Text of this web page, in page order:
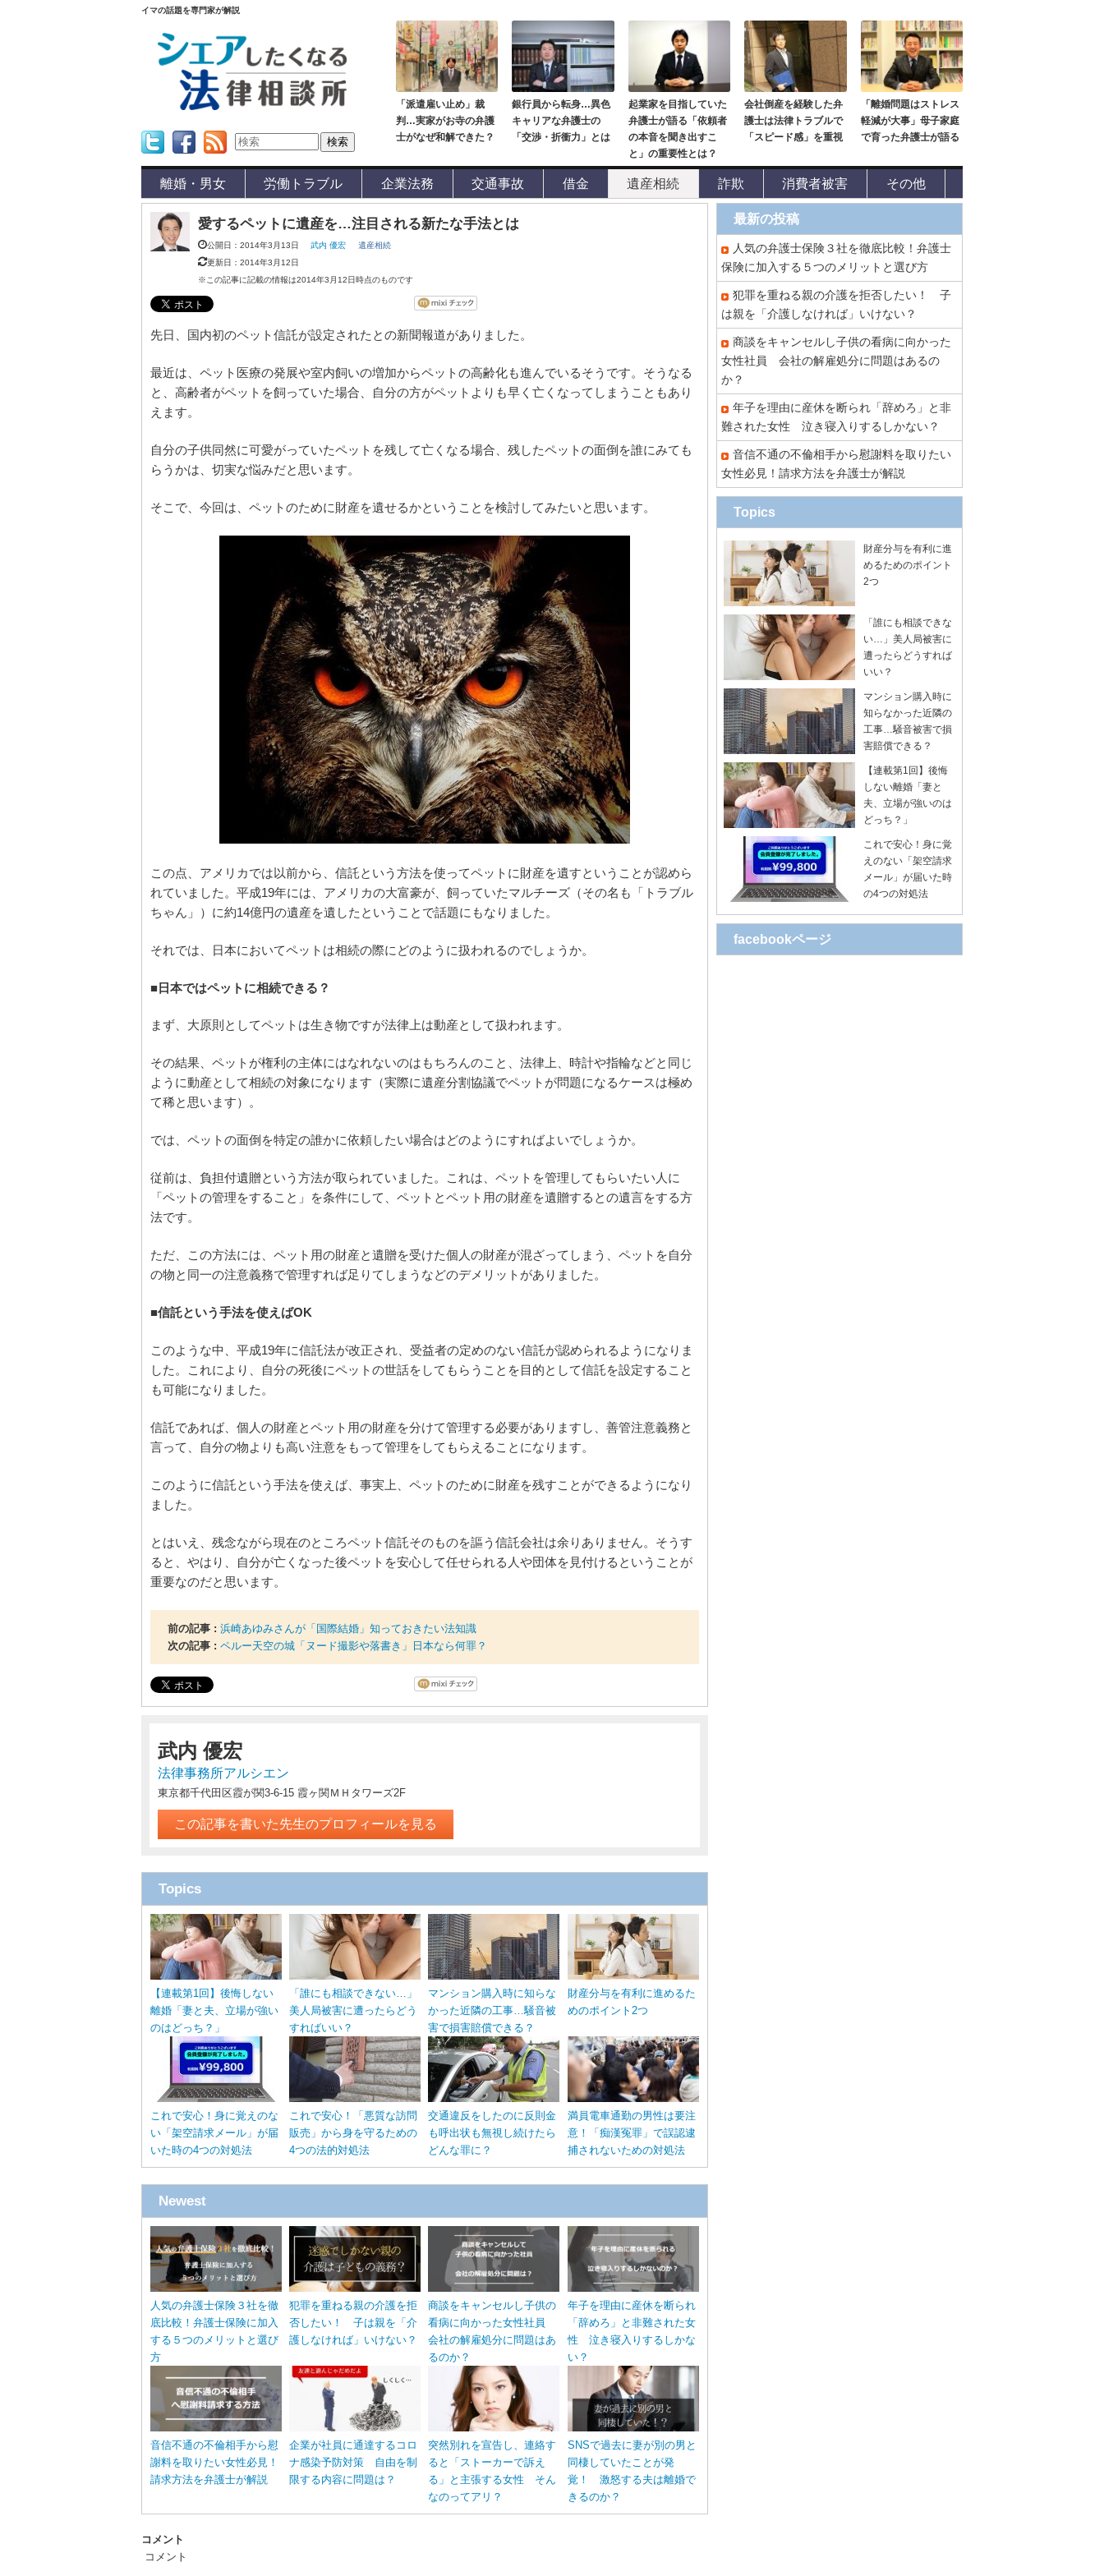
イマの話題を専門家が解説
「派遣雇い止め」裁
判…実家がお寺の弁護
士がなぜ和解できた？
銀行員から転身…異色
キャリアな弁護士の
「交渉・折衝力」とは
起業家を目指していた
弁護士が語る「依頼者
の本音を聞き出すこ
と」の重要性とは？
会社倒産を経験した弁
護士は法律トラブルで
「スピード感」を重視
「離婚問題はストレス
軽減が大事」母子家庭
で育った弁護士が語る
離婚・男女 労働トラブル 企業法務 交通事故 借金 遺産相続 詐欺 消費者被害 その他
愛するペットに遺産を…注目される新たな手法とは
公開日：2014年3月13日 武内 優宏
遺産相続
更新日：2014年3月12日
※この記事に記載の情報は2014年3月12日時点のものです
先日、国内初のペット信託が設定されたとの新聞報道がありました。
最近は、ペット医療の発展や室内飼いの増加からペットの高齢化も進んでいるそうです。そうなる
と、高齢者がペットを飼っていた場合、自分の方がペットよりも早く亡くなってしまうこともあり
えます。
自分の子供同然に可愛がっていたペットを残して亡くなる場合、残したペットの面倒を誰にみても
らうかは、切実な悩みだと思います。
そこで、今回は、ペットのために財産を遺せるかということを検討してみたいと思います。
この点、アメリカでは以前から、信託という方法を使ってペットに財産を遺すということが認めら
れていました。平成19年には、アメリカの大富豪が、飼っていたマルチーズ（その名も「トラブル
ちゃん」）に約14億円の遺産を遺したということで話題にもなりました。
それでは、日本においてペットは相続の際にどのように扱われるのでしょうか。
■日本ではペットに相続できる？
まず、大原則としてペットは生き物ですが法律上は動産として扱われます。
その結果、ペットが権利の主体にはなれないのはもちろんのこと、法律上、時計や指輪などと同じ
ように動産として相続の対象になります（実際に遺産分割協議でペットが問題になるケースは極め
て稀と思います）。
では、ペットの面倒を特定の誰かに依頼したい場合はどのようにすればよいでしょうか。
従前は、負担付遺贈という方法が取られていました。これは、ペットを管理してもらいたい人に
「ペットの管理をすること」を条件にして、ペットとペット用の財産を遺贈するとの遺言をする方
法です。
ただ、この方法には、ペット用の財産と遺贈を受けた個人の財産が混ざってしまう、ペットを自分
の物と同一の注意義務で管理すれば足りてしまうなどのデメリットがありました。
■信託という手法を使えばOK
このような中、平成19年に信託法が改正され、受益者の定めのない信託が認められるようになりま
した。これにより、自分の死後にペットの世話をしてもらうことを目的として信託を設定すること
も可能になりました。
信託であれば、個人の財産とペット用の財産を分けて管理する必要がありますし、善管注意義務と
言って、自分の物よりも高い注意をもって管理をしてもらえることになります。
このように信託という手法を使えば、事実上、ペットのために財産を残すことができるようになり
ました。
とはいえ、残念ながら現在のところペット信託そのものを謳う信託会社は余りありません。そうす
ると、やはり、自分が亡くなった後ペットを安心して任せられる人や団体を見付けるということが
重要なのだと思います。
前の記事 : 浜崎あゆみさんが「国際結婚」知っておきたい法知識
次の記事 : ペルー天空の城「ヌード撮影や落書き」日本なら何罪？
武内 優宏
法律事務所アルシエン
東京都千代田区霞が関3-6-15 霞ヶ関ＭＨタワーズ2F
この記事を書いた先生のプロフィールを見る
Topics
【連載第1回】後悔しない
離婚「妻と夫、立場が強い
のはどっち？」
「誰にも相談できない…」
美人局被害に遭ったらどう
すればいい？
マンション購入時に知らな
かった近隣の工事…騒音被
害で損害賠償できる？
財産分与を有利に進めるた
めのポイント2つ
これで安心！身に覚えのな
い「架空請求メール」が届
いた時の4つの対処法
これで安心！「悪質な訪問
販売」から身を守るための
4つの法的対処法
交通違反をしたのに反則金
も呼出状も無視し続けたら
どんな罪に？
満員電車通勤の男性は要注
意！「痴漢冤罪」で誤認逮
捕されないための対処法
Newest
人気の弁護士保険３社を徹
底比較！弁護士保険に加入
する５つのメリットと選び
方
犯罪を重ねる親の介護を拒
否したい！ 子は親を「介
護しなければ」いけない？
商談をキャンセルし子供の
看病に向かった女性社員
会社の解雇処分に問題はあ
るのか？
年子を理由に産休を断られ
「辞めろ」と非難された女
性 泣き寝入りするしかな
い？
音信不通の不倫相手から慰
謝料を取りたい女性必見！
請求方法を弁護士が解説
企業が社員に通達するコロ
ナ感染予防対策 自由を制
限する内容に問題は？
突然別れを宣告し、連絡す
ると「ストーカーで訴え
る」と主張する女性 そん
なのってアリ？
SNSで過去に妻が別の男と
同棲していたことが発
覚！ 激怒する夫は離婚で
きるのか？
コメント
コメント
最新の投稿
人気の弁護士保険３社を徹底比較！弁護士
保険に加入する５つのメリットと選び方
犯罪を重ねる親の介護を拒否したい！ 子
は親を「介護しなければ」いけない？
商談をキャンセルし子供の看病に向かった
女性社員 会社の解雇処分に問題はあるの
か？
年子を理由に産休を断られ「辞めろ」と非
難された女性 泣き寝入りするしかない？
音信不通の不倫相手から慰謝料を取りたい
女性必見！請求方法を弁護士が解説
Topics
財産分与を有利に進
めるためのポイント
2つ
「誰にも相談できな
い…」美人局被害に
遭ったらどうすれば
いい？
マンション購入時に
知らなかった近隣の
工事…騒音被害で損
害賠償できる？
【連載第1回】後悔
しない離婚「妻と
夫、立場が強いのは
どっち？」
これで安心！身に覚
えのない「架空請求
メール」が届いた時
の4つの対処法
facebookページ